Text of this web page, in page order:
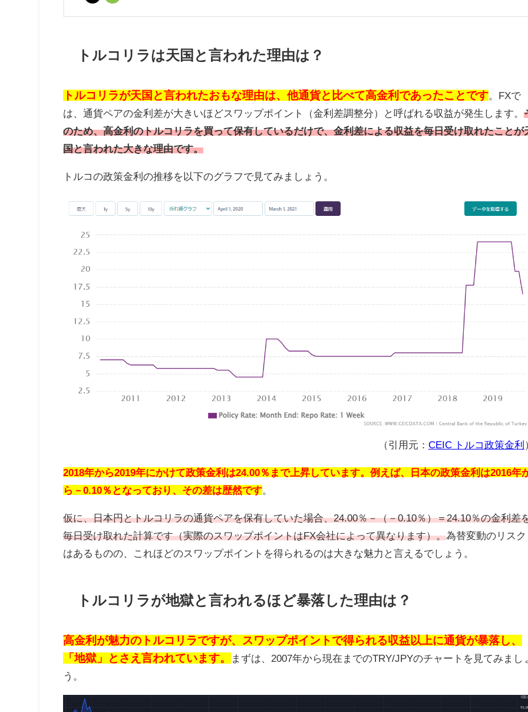
トルコリラは天国と言われた理由は？
トルコリラが天国と言われたおもな理由は、他通貨と比べて高金利であったことです FXで
は、通貨ペアの金利差が大きいほどスワップポイント（金利差調整分）と呼ばれる収益が発生します。
のため、高金利のトルコリラを買って保有しているだけで、金利差による収益を毎日受け取れたことが
国と言われた大きな理由です。
トルコの政策金利の推移を以下のグラフで見てみましょう。
（引用元： CEIC トルコ政策金利
2018年から2019年にかけて政策金利は24.00％まで上昇しています。例えば、日本の政策金利は2016年
ら－0.10％となっており、その差は歴然です
仮に、日本円とトルコリラの通貨ペアを保有していた場合、24.00％－（－0.10％）＝24.10％の金利差
毎日受け取れた計算です（実際のスワップポイントはFX会社によって異なります）。為替変動のリスク
はあるものの、これほどのスワップポイントを得られるのは大きな魅力と言えるでしょう。
トルコリラが地獄と言われるほど暴落した理由は？
高金利が魅力のトルコリラですが、スワップポイントで得られる収益以上に通貨が暴落し、
「地獄」とさえ言われています。
まずは、 2007年から現在までのTRY/JPYのチャートを見てみまし
う。